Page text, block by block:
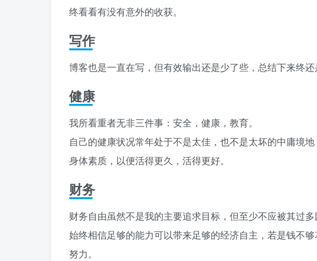
终看看有没有意外的收获。
写作
博客也是一直在写，但有效输出还是少了些，总结下来终还
健康
我所看重者无非三件事：安全，健康，教育。
自己的健康状况常年处于不是太佳，也不是太坏的中庸境
身体素质，以便活得更久，活得更好。
财务
财务自由虽然不是我的主要追求目标，但至少不应被其过多
始终相信足够的能力可以带来足够的经济自主，若是钱不
努力。